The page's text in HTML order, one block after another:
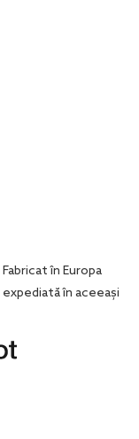
Fabricat în Europa
în aceeași